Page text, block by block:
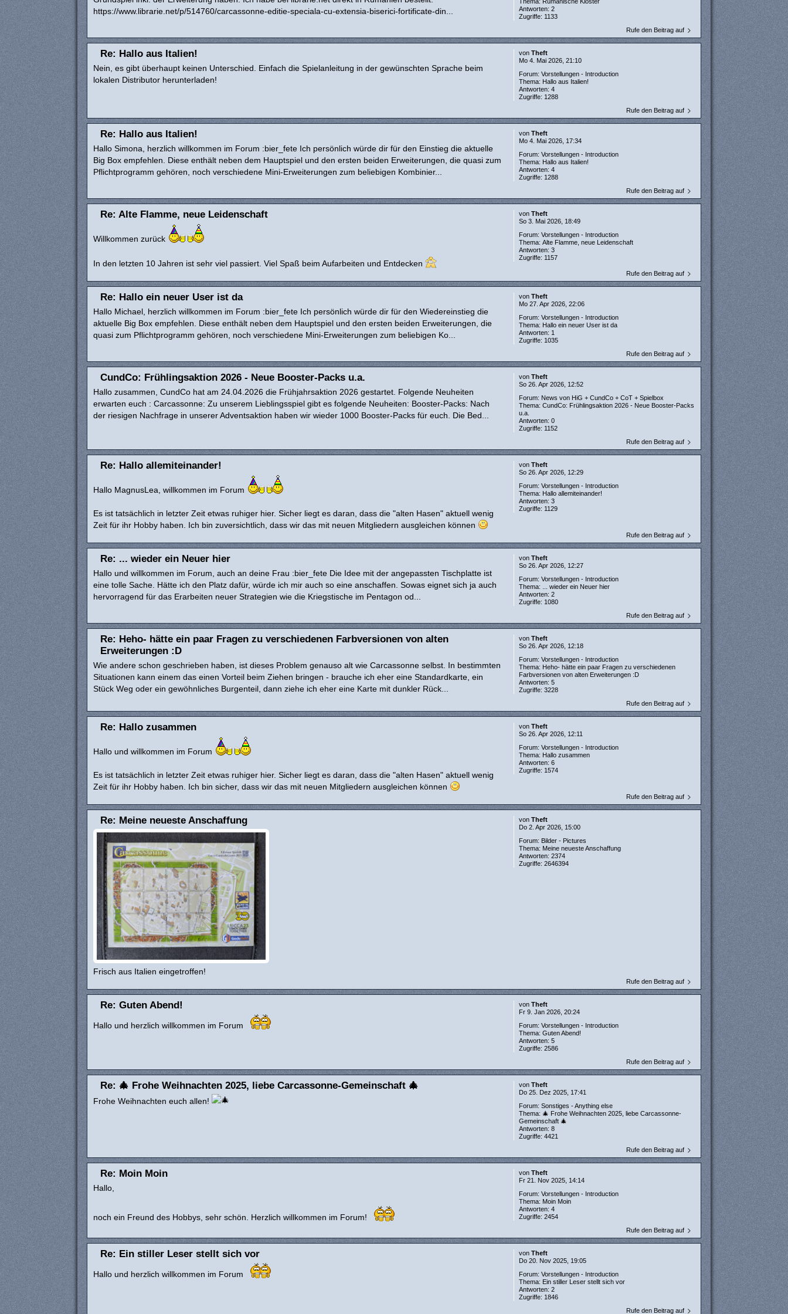
Thema: Rumänische Klöster
Antworten:2
Zugriffe:1133
https://www.librarie.net/p/514760/carcassonne-editie-speciala-cu-extensia-biserici-fortificate-din...
Rufe den Beitrag auf
vonTheft
Mo 4. Mai 2026, 21:10
Forum:Vorstellungen - Introduction
Thema: Hallo aus Italien!
Antworten:4
Zugriffe:1288
Re: Hallo aus Italien!
Nein, es gibt überhaupt keinen Unterschied. Einfach die Spielanleitung in der gewünschten Sprache beim
lokalen Distributor herunterladen!
Rufe den Beitrag auf
vonTheft
Mo 4. Mai 2026, 17:34
Forum:Vorstellungen - Introduction
Thema: Hallo aus Italien!
Antworten:4
Zugriffe:1288
Re: Hallo aus Italien!
Hallo Simona, herzlich willkommen im Forum :bier_fete Ich persönlich würde dir für den Einstieg die aktuelle
Big Box empfehlen. Diese enthält neben dem Hauptspiel und den ersten beiden Erweiterungen, die quasi zum
Pflichtprogramm gehören, noch verschiedene Mini-Erweiterungen zum beliebigen Kombinier...
Rufe den Beitrag auf
vonTheft
So 3. Mai 2026, 18:49
Forum:Vorstellungen - Introduction
Thema:Alte Flamme, neue Leidenschaft
Antworten:3
Zugriffe:1157
Re: Alte Flamme, neue Leidenschaft
Willkommen zurück
In den letzten 10 Jahren ist sehr viel passiert. Viel Spaß beim Aufarbeiten und Entdecken
Rufe den Beitrag auf
vonTheft
Mo 27. Apr 2026, 22:06
Forum:Vorstellungen - Introduction
Thema: Hallo ein neuer User ist da
Antworten: 1
Zugriffe: 1035
Re: Hallo ein neuer User ist da
Hallo Michael, herzlich willkommen im Forum :bier_fete Ich persönlich würde dir für den Wiedereinstieg die
aktuelle Big Box empfehlen. Diese enthält neben dem Hauptspiel und den ersten beiden Erweiterungen, die
quasi zum Pflichtprogramm gehören, noch verschiedene Mini-Erweiterungen zum beliebigen Ko...
Rufe den Beitrag auf
vonTheft
So 26. Apr 2026, 12:52
Forum: News von HiG + CundCo + CoT + Spielbox
Thema:CundCo: Frühlingsaktion 2026 - Neue Booster-Packs
u.a.
Antworten:0
Zugriffe: 1152
CundCo: Frühlingsaktion 2026 - Neue Booster-Packs u.a.
Hallo zusammen, CundCo hat am 24.04.2026 die Frühjahrsaktion 2026 gestartet. Folgende Neuheiten
erwarten euch : Carcassonne: Zu unserem Lieblingsspiel gibt es folgende Neuheiten: Booster-Packs: Nach
der riesigen Nachfrage in unserer Adventsaktion haben wir wieder 1000 Booster-Packs für euch. Die Bed...
Rufe den Beitrag auf
vonTheft
So 26. Apr 2026, 12:29
Forum:Vorstellungen - Introduction
Thema: Hallo allemiteinander!
Antworten:3
Zugriffe: 1129
Re: Hallo allemiteinander!
Hallo MagnusLea, willkommen im Forum
Es ist tatsächlich in letzter Zeit etwas ruhiger hier. Sicher liegt es daran, dass die "alten Hasen" aktuell wenig
Zeit für ihr Hobby haben. Ich bin zuversichtlich, dass wir das mit neuen Mitgliedern ausgleichen können
Rufe den Beitrag auf
vonTheft
So 26. Apr 2026, 12:27
Forum:Vorstellungen - Introduction
Thema:
... wieder ein Neuer hier
Antworten:2
Zugriffe: 1080
Re: ... wieder ein Neuer hier
Hallo und willkommen im Forum, auch an deine Frau :bier_fete Die Idee mit der angepassten Tischplatte ist
eine tolle Sache. Hätte ich den Platz dafür, würde ich mir auch so eine anschaffen. Sowas eignet sich ja auch
hervorragend für das Erarbeiten neuer Strategien wie die Kriegstische im Pentagon od...
Rufe den Beitrag auf
vonTheft
So 26. Apr 2026, 12:18
Forum:Vorstellungen - Introduction
Thema: Heho- hätte ein paar Fragen zu verschiedenen
Farbversionen von alten Erweiterungen :D
Antworten:5
Zugriffe:3228
Re: Heho- hätte ein paar Fragen zu verschiedenen Farbversionen von alten
Erweiterungen :D
Wie andere schon geschrieben haben, ist dieses Problem genauso alt wie Carcassonne selbst. In bestimmten
Situationen kann einem das einen Vorteil beim Ziehen bringen - brauche ich eher eine Standardkarte, ein
Stück Weg oder ein gewöhnliches Burgenteil, dann ziehe ich eher eine Karte mit dunkler Rück...
Rufe den Beitrag auf
vonTheft
So 26. Apr 2026, 12:11
Forum:Vorstellungen - Introduction
Thema: Hallo zusammen
Antworten:6
Zugriffe: 1574
Re: Hallo zusammen
Hallo und willkommen im Forum
Es ist tatsächlich in letzter Zeit etwas ruhiger hier. Sicher liegt es daran, dass die "alten Hasen" aktuell wenig
Zeit für ihr Hobby haben. Ich bin sicher, dass wir das mit neuen Mitgliedern ausgleichen können
Rufe den Beitrag auf
vonTheft
Do 2. Apr 2026, 15:00
Forum: Bilder - Pictures
Thema: Meine neueste Anschaffung
Antworten:2374
Zugriffe:2646394
Re: Meine neueste Anschaffung
Frisch aus Italien eingetroffen!
Rufe den Beitrag auf
vonTheft
Fr 9. Jan 2026, 20:24
Forum:Vorstellungen - Introduction
Thema:Guten Abend!
Antworten:5
Zugriffe:2586
Re: Guten Abend!
Hallo und herzlich willkommen im Forum
Rufe den Beitrag auf
vonTheft
Do 25. Dez 2025, 17:41
Forum:Sonstiges - Anything else
Thema:🎄 Frohe Weihnachten 2025, liebe Carcassonne-
Gemeinschaft 🎄
Antworten:8
Zugriffe:4421
Re: 🎄 Frohe Weihnachten 2025, liebe Carcassonne-Gemeinschaft 🎄
Frohe Weihnachten euch allen!
Rufe den Beitrag auf
vonTheft
Fr 21. Nov 2025, 14:14
Forum:Vorstellungen - Introduction
Thema: Moin Moin
Antworten:4
Zugriffe:2454
Re: Moin Moin
Hallo,
noch ein Freund des Hobbys, sehr schön. Herzlich willkommen im Forum!
Rufe den Beitrag auf
vonTheft
Do 20. Nov 2025, 19:05
Forum:Vorstellungen - Introduction
Thema: Ein stiller Leser stellt sich vor
Antworten:2
Zugriffe: 1846
Re: Ein stiller Leser stellt sich vor
Hallo und herzlich willkommen im Forum
Rufe den Beitrag auf